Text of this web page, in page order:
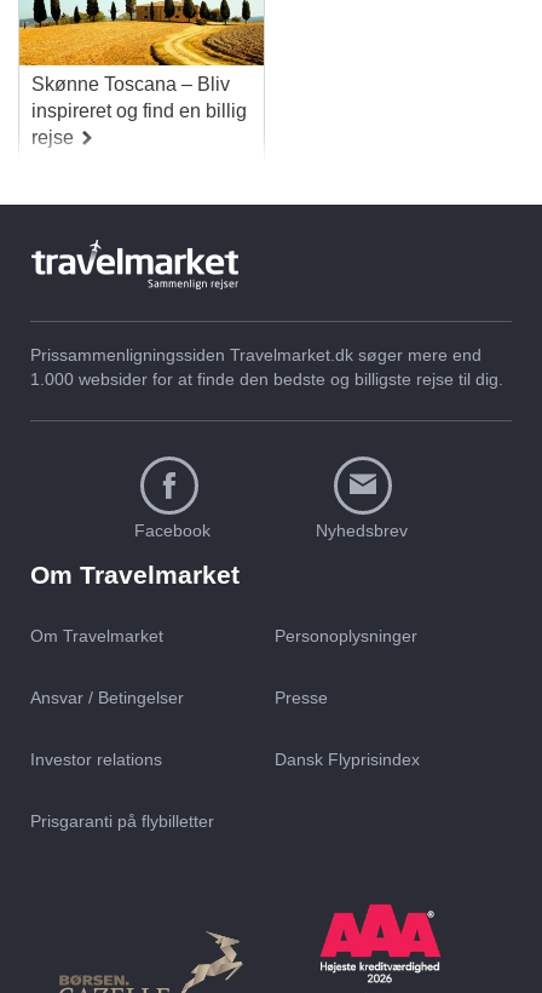
Skønne Toscana – Bliv
inspireret og find en billig
rejse
Prissammenligningssiden Travelmarket.dk søger mere end
1.000 websider for at finde den bedste og billigste rejse til dig.
Facebook Nyhedsbrev
Om Travelmarket
Om Travelmarket Personoplysninger
Ansvar / Betingelser Presse
Investor relations Dansk Flyprisindex
Prisgaranti på flybilletter